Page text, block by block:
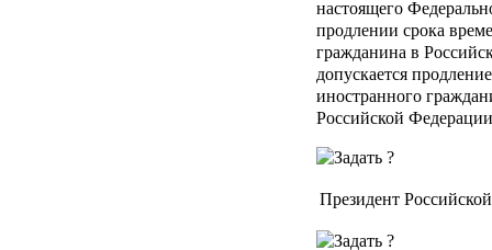
настоящего
продлении срока
гражданина в
допускается
иностранного
Российской
Президент